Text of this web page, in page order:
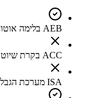
AEB בלימה אוטונומית כולל זיהוי הולכי רגל ואופניים
ACC בקרת שיוט אדפטיבית
ISA מערכת הגבלה אוטומטית למהירות הרכב